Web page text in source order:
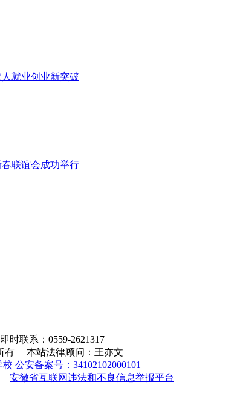
就业创业新突破
联谊会成功举行
联系：0559-2621317
有 本站法律顾问：王亦文
校 公安备案号：34102102000101
安徽省互联网违法和不良信息举报平台